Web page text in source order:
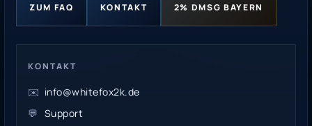
ZUM FAQ KONTAKT 2% DMSG BAYERN
KONTAKT
✉️ info@whitefox2k.de
💬 Support